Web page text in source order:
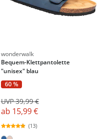
wonderwalk
Bequem-Klettpantolette
"unisex" blau
60 %
ab 15,99 €
UVP 39,99 €
(13)